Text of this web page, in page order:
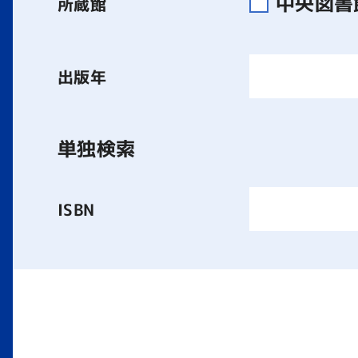
出版年
単独検索
ISBN